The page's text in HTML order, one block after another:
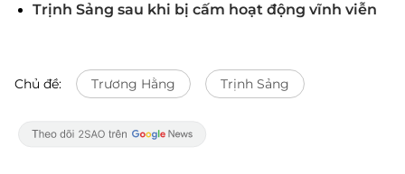
Trịnh Sảng sau khi bị cấm hoạt động vĩnh viễn
Chủ đề: Trương Hằng Trịnh Sảng